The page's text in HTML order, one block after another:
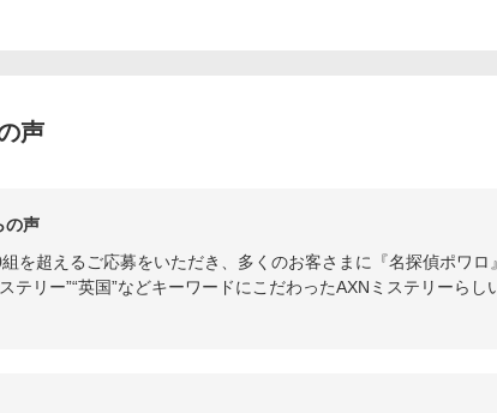
声
の声
を超えるご応募をいただき、多くのお客さまに『名探偵ポワ
テリー”“英国”などキーワードにこだわったAXNミステリーら